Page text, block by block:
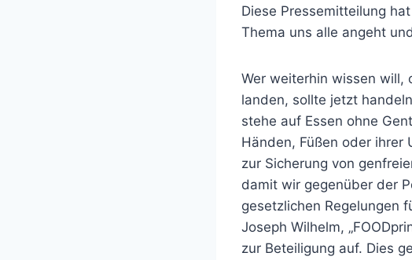
Diese Pressemitteilung
Thema uns alle angeht
Wer weiterhin wissen will,
landen, sollte jetzt
stehe auf Essen ohne
Händen, Füßen oder
zur Sicherung von
damit wir gegenüber der
gesetzlichen Regelungen
Joseph Wilhelm,
zur Beteiligung auf. Dies